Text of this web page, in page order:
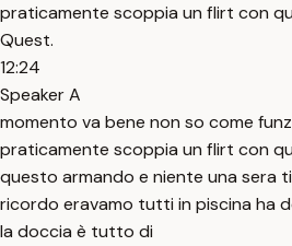
praticamente scoppia un flirt con
Quest.
12:24
Speaker A
momento va bene non so come
praticamente scoppia un flirt con
questo armando e niente una sera
ricordo eravamo tutti in piscina ha
la doccia è tutto di